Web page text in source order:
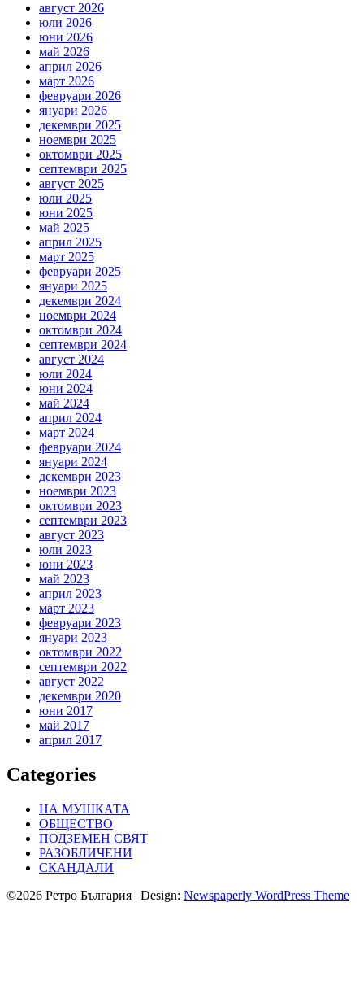
август 2026
юли 2026
юни 2026
май 2026
април 2026
март 2026
февруари 2026
януари 2026
декември 2025
ноември 2025
октомври 2025
септември 2025
август 2025
юли 2025
юни 2025
май 2025
април 2025
март 2025
февруари 2025
януари 2025
декември 2024
ноември 2024
октомври 2024
септември 2024
август 2024
юли 2024
юни 2024
май 2024
април 2024
март 2024
февруари 2024
януари 2024
декември 2023
ноември 2023
октомври 2023
септември 2023
август 2023
юли 2023
юни 2023
май 2023
април 2023
март 2023
февруари 2023
януари 2023
октомври 2022
септември 2022
август 2022
декември 2020
юни 2017
май 2017
април 2017
Categories
НА МУШКАТА
ОБЩЕСТВО
ПОДЗЕМЕН СВЯТ
РАЗОБЛИЧЕНИ
СКАНДАЛИ
©2026 Ретро България | Design: Newspaperly WordPress Theme